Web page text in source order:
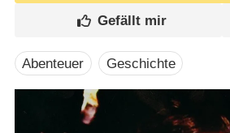
Abenteuer Geschichte